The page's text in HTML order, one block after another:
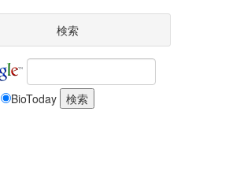
検索
BioToday